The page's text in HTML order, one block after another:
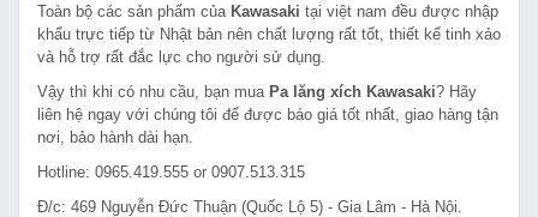
Toàn bộ các sản phẩm của Kawasaki tại việt nam đều được nhập
khẩu trực tiếp từ Nhật bản nên chất lượng rất tốt, thiết kế tinh xảo
và hỗ trợ rất đắc lực cho người sử dụng.
Vậy thì khi có nhu cầu, bạn mua Pa lăng xích Kawasaki? Hãy
liên hệ ngay với chúng tôi để được báo giá tốt nhất, giao hàng tận
nơi, bảo hành dài hạn.
Hotline: 0965.419.555 or 0907.513.315
Đ/c: 469 Nguyễn Đức Thuận (Quốc Lộ 5) - Gia Lâm - Hà Nội.